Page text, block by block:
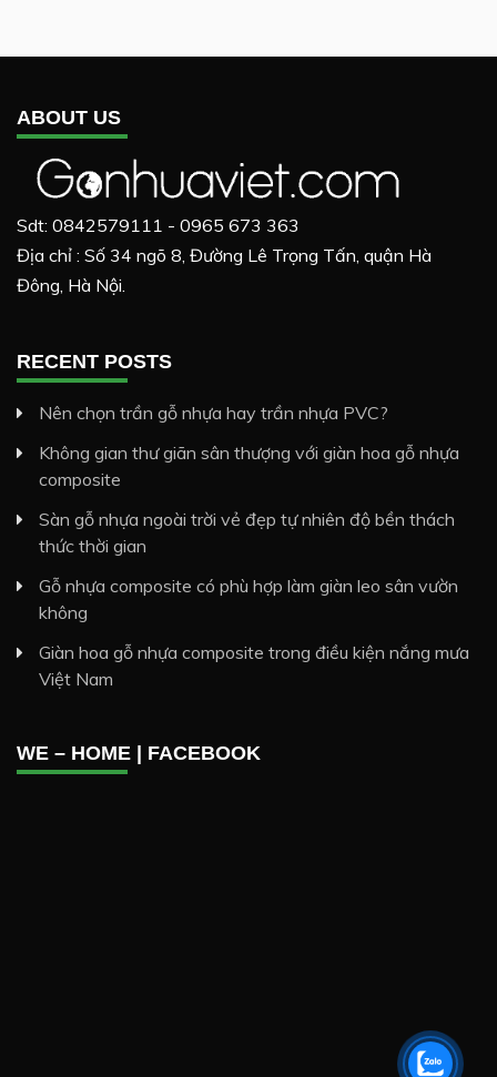
ABOUT US
Sdt: 0842579111 - 0965 673 363
Địa chỉ : Số 34 ngõ 8, Đường Lê Trọng Tấn, quận Hà
Đông, Hà Nội.
RECENT POSTS
Nên chọn trần gỗ nhựa hay trần nhựa PVC?
Không gian thư giãn sân thượng với giàn hoa gỗ nhựa
composite
Sàn gỗ nhựa ngoài trời vẻ đẹp tự nhiên độ bền thách
thức thời gian
Gỗ nhựa composite có phù hợp làm giàn leo sân vườn
không
Giàn hoa gỗ nhựa composite trong điều kiện nắng mưa
Việt Nam
WE – HOME | FACEBOOK